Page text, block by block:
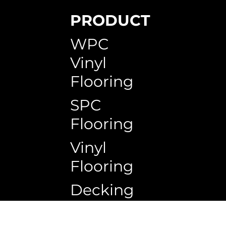
PRODUCT
WPC
Vinyl
Flooring
SPC
Flooring
Vinyl
Flooring
Decking